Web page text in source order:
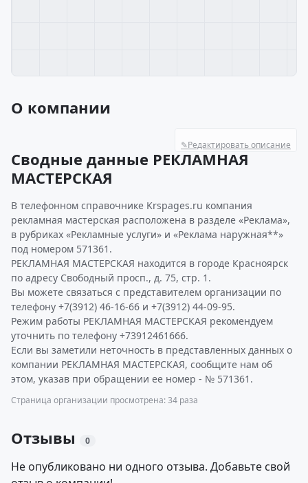
О компании
✎Редактировать описание
Сводные данные РЕКЛАМНАЯ
МАСТЕРСКАЯ
В телефонном справочнике Krspages.ru компания
рекламная мастерская расположена в разделе «Реклама»,
в рубриках «Рекламные услуги» и «Реклама наружная**»
под номером 571361.
РЕКЛАМНАЯ МАСТЕРСКАЯ находится в городе Красноярск
по адресу Свободный просп., д. 75, стр. 1.
Вы можете связаться с представителем организации по
телефону +7(3912) 46-16-66 и +7(3912) 44-09-95.
Режим работы РЕКЛАМНАЯ МАСТЕРСКАЯ рекомендуем
уточнить по телефону +73912461666.
Если вы заметили неточность в представленных данных о
компании РЕКЛАМНАЯ МАСТЕРСКАЯ, сообщите нам об
этом, указав при обращении ее номер - № 571361.
Страница организации просмотрена: 34 раза
Отзывы 0
Не опубликовано ни одного отзыва. Добавьте свой